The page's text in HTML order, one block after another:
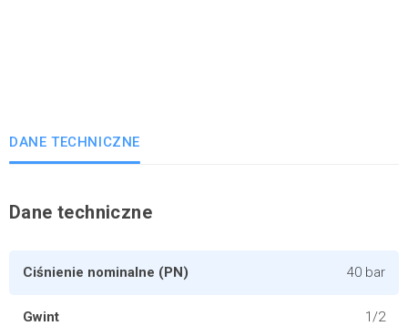
DANE TECHNICZNE
Dane techniczne
Ciśnienie nominalne (PN) 40 bar
Gwint 1/2